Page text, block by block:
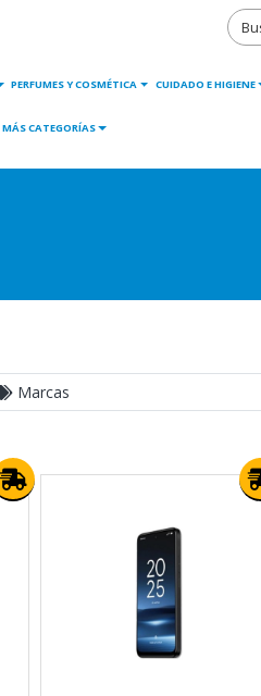
PERFUMES Y COSMÉTICA CUIDADO E HIGIENE
MÁS CATEGORÍAS
Marcas